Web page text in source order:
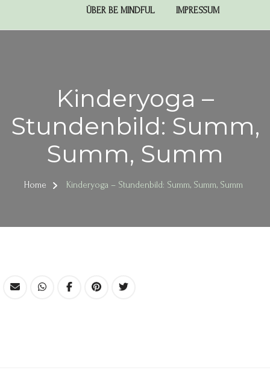
ÜBER BE MINDFUL IMPRESSUM
Kinderyoga –
Stundenbild: Summ,
Summ, Summ
Home Kinderyoga – Stundenbild: Summ, Summ, Summ